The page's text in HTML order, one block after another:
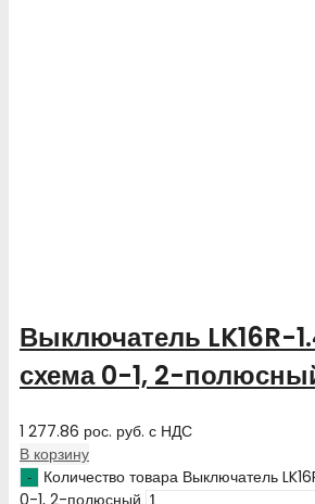
Выключатель LK16R-
схема 0-1, 2-
1 277.86 рос. руб. с НДС
В корзину
Количество товара Выключатель